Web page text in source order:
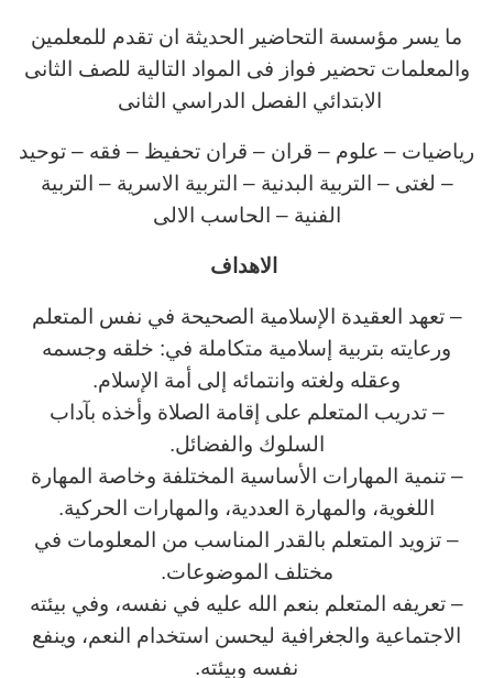
ما يسر مؤسسة التحاضير الحديثة ان تقدم للمعلمين
والمعلمات تحضير فواز فى المواد التالية للصف الثانى
الابتدائي الفصل الدراسي الثانى
رياضيات – علوم – قران – قران تحفيظ – فقه – توحيد
– لغتى – التربية البدنية – التربية الاسرية – التربية
الفنية – الحاسب الالى
الاهداف
– تعهد العقيدة الإسلامية الصحيحة في نفس المتعلم
ورعايته بتربية إسلامية متكاملة في: خلقه وجسمه
وعقله ولغته وانتمائه إلى أمة الإسلام.
– تدريب المتعلم على إقامة الصلاة وأخذه بآداب
السلوك والفضائل.
– تنمية المهارات الأساسية المختلفة وخاصة المهارة
اللغوية، والمهارة العددية، والمهارات الحركية.
– تزويد المتعلم بالقدر المناسب من المعلومات في
مختلف الموضوعات.
– تعريفه المتعلم بنعم الله عليه في نفسه، وفي بيئته
الاجتماعية والجغرافية ليحسن استخدام النعم، وينفع
نفسه وبيئته.